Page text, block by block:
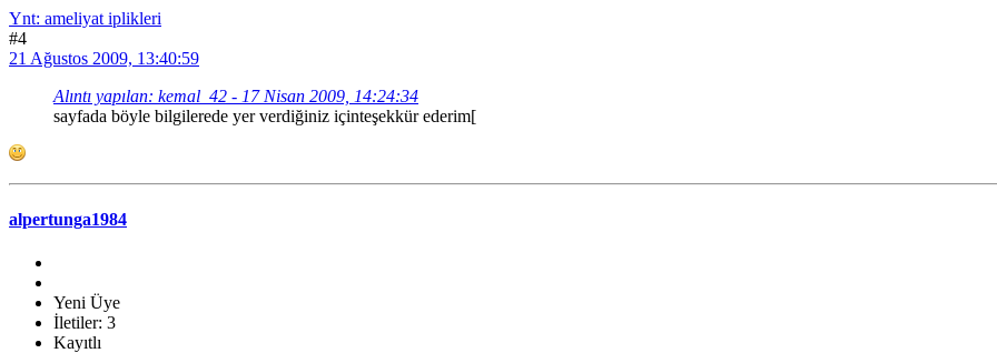
Ynt: ameliyat iplikleri
#4
21 Ağustos 2009, 13:40:59
Alıntı yapılan: kemal_42 - 17 Nisan 2009, 14:24:34
sayfada böyle bilgilerede yer verdiğiniz içinteşekkür ederim[
alpertunga1984
Yeni Üye
İletiler: 3
Kayıtlı